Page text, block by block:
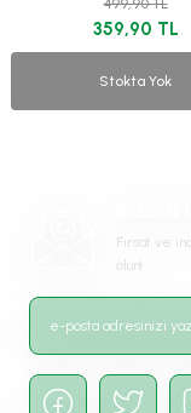
499,90 TL
359,90 TL
Stokta Yok
Fırsat ve
olun!